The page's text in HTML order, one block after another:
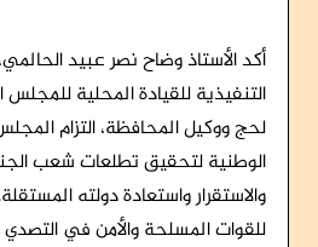
أكد الأستاذ وضاح نصر عبيد
التنفيذية للقيادة المحلية
لحج ووكيل المحافظة، التزام
الوطنية لتحقيق تطلعات شعب
والاستقرار واستعادة دولته
للقوات المسلحة والأمن في